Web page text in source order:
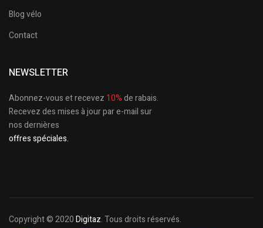
Blog vélo
Contact
NEWSLETTER
Abonnez-vous et recevez 10%de rabais.
Recevez des mises à jour par e-mail sur
nos dernières
offres spéciales.
Copyright © 2020Digitaz. Tous droits réservés.